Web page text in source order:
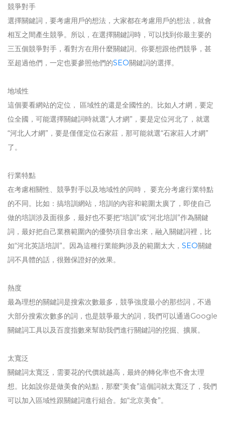
競爭對手
選擇關鍵詞，要考慮用戶的想法，大家都在考慮用戶的想法，就會
相互之間產生競爭。所以，在選擇關鍵詞時，可以找到你最主要的
三五個競爭對手，看對方在用什麼關鍵詞。你要想跟他們競爭，甚
至超過他們，一定也要參照他們的SEO關鍵詞的選擇。
地域性
這個要看網站的定位， 區域性的還是全國性的。比如人才網，要定
位全國，可能選擇關鍵詞時就選“人才網”，要是定位河北了，就選
“河北人才網”，要是僅僅定位石家莊，那可能就選“石家莊人才網”
了。
行業特點
在考慮相關性、競爭對手以及地域性的同時， 要充分考慮行業特點
的不同。比如：搞培訓網站，培訓的內容和範圍太廣了，即使自己
做的培訓涉及面很多，最好也不要把“培訓”或“河北培訓”作為關鍵
詞，最好把自己業務範圍內的優勢項目拿出來，融入關鍵詞裡，比
如“河北英語培訓”。因為這種行業能夠涉及的範圍太大， SEO關鍵
詞不具體的話，很難保證好的效果。
熱度
最為理想的關鍵詞是搜索次數最多，競爭強度最小的那些詞，不過
大部分搜索次數多的詞，也是競爭最大的詞，我們可以通過Google
關鍵詞工具以及百度指數來幫助我們進行關鍵詞的挖掘、擴展。
太寬泛
關鍵詞太寬泛，需要花的代價就越高，最終的轉化率也不會太理
想。比如說你是做美食的站點，那麼“美食”這個詞就太寬泛了，我們
可以加入區域性跟關鍵詞進行組合。如“北京美食”。